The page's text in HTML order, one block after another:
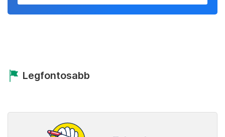
Legfontosabb